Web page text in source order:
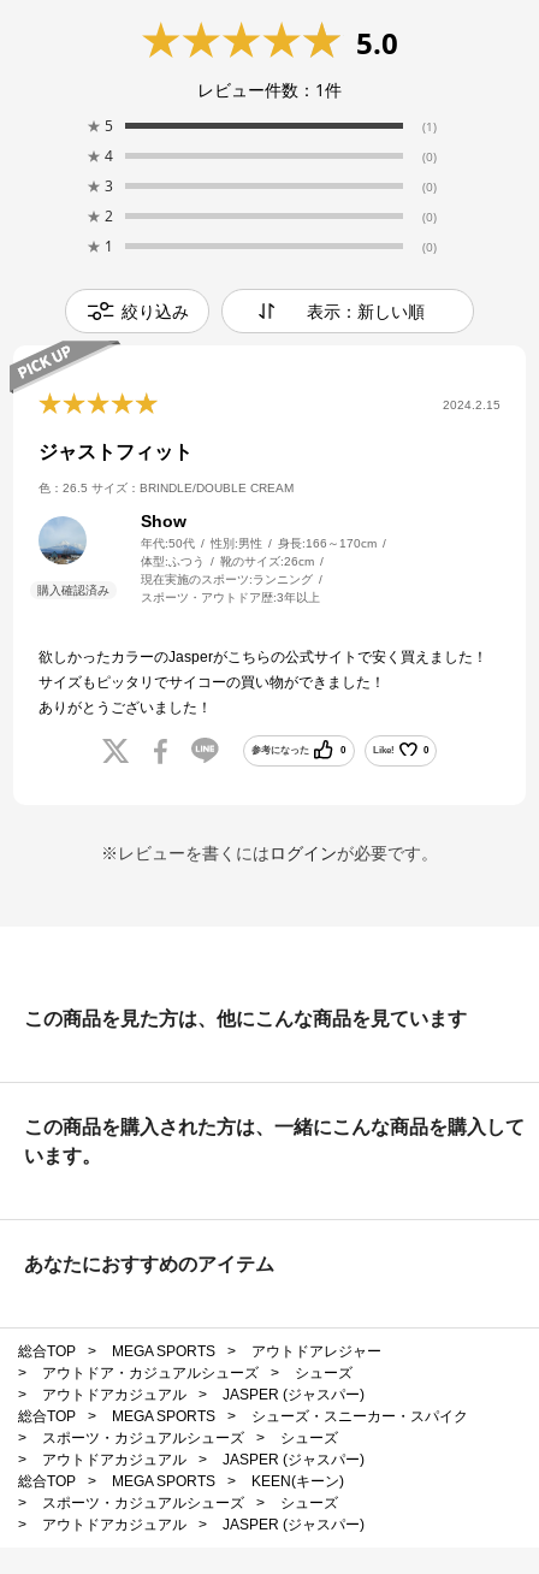
5.0
レビュー件数： 1件
★ 5 (1)
★ 4 (0)
★ 3 (0)
★ 2 (0)
★ 1 (0)
絞り込み 表示：新しい順
2024.2.15
ジャストフィット
色：26.5 サイズ：BRINDLE/DOUBLE CREAM
Show
年代:50代 性別:男性 身長:166～170cm
体型: ふつう 靴のサイズ:26cm
現在実施のスポーツ:ランニング
スポーツ・アウトドア歴:3年以上
欲しかったカラーのJasperがこちらの公式サイトで安く買えました！
サイズもピッタリでサイコーの買い物ができました！
ありがとうございました！
参考になった 0 Like! 0
※レビューを書くにはログインが必要です。
この商品を見た方は、他にこんな商品を見ています
この商品を購入された方は、一緒にこんな商品を購入して
います。
あなたにおすすめのアイテム
総合TOP > MEGA SPORTS >
アウトドアレジャー
>
アウトドア・カジュアルシューズ >
シューズ
>
アウトドアカジュアル >
JASPER (ジャスパー)
総合TOP
> MEGA SPORTS >
シューズ・スニーカー・スパイク
>
スポーツ・カジュアルシューズ >
シューズ
>
アウトドアカジュアル >
JASPER (ジャスパー)
総合TOP
> MEGA SPORTS >
KEEN(キーン)
>
スポーツ・カジュアルシューズ >
シューズ
>
アウトドアカジュアル > JASPER (ジャスパー)